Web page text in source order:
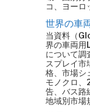
コ、ヨー
世界の車
当資料（
界の車両用
について調
スプレイ市
格、市場シ
モノクロ、
告、バス路
地域別市場